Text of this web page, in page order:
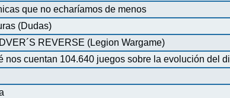
que no echaríamos de menos
(Dudas)
REVERSE (Legion Wargame)
nos cuentan 104.640 juegos sobre la evolución del di